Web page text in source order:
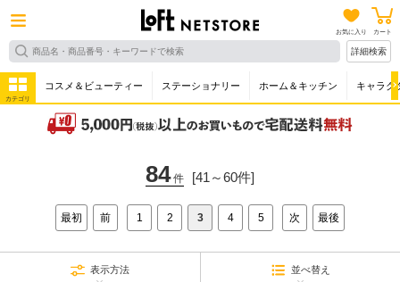
お気に入り カート
詳細検索
カテゴリ
コスメ＆ビューティー ステーショナリー ホーム＆キッチン キャラク
84件 [41～60件]
最初 前 1 2 3 4 5 次 最後
表示方法 並べ替え